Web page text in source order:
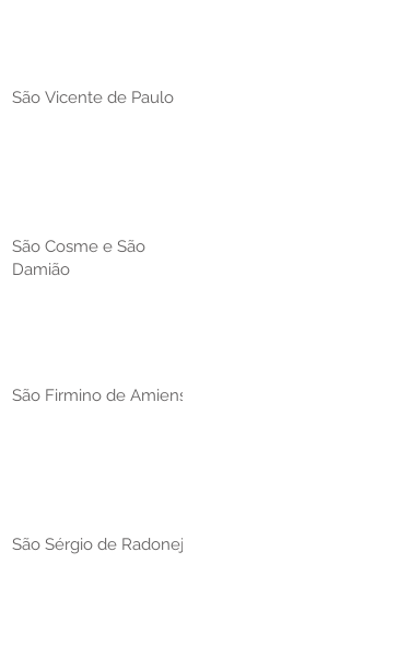
São Vicente de Paulo
São Cosme e São
Damião
São Firmino de Amiens
São Sérgio de Radonej